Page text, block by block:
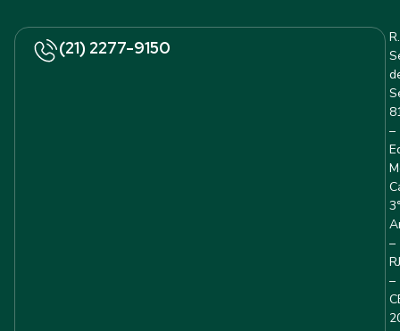
(21) 2277-9150
R.
–
–
RJ
–